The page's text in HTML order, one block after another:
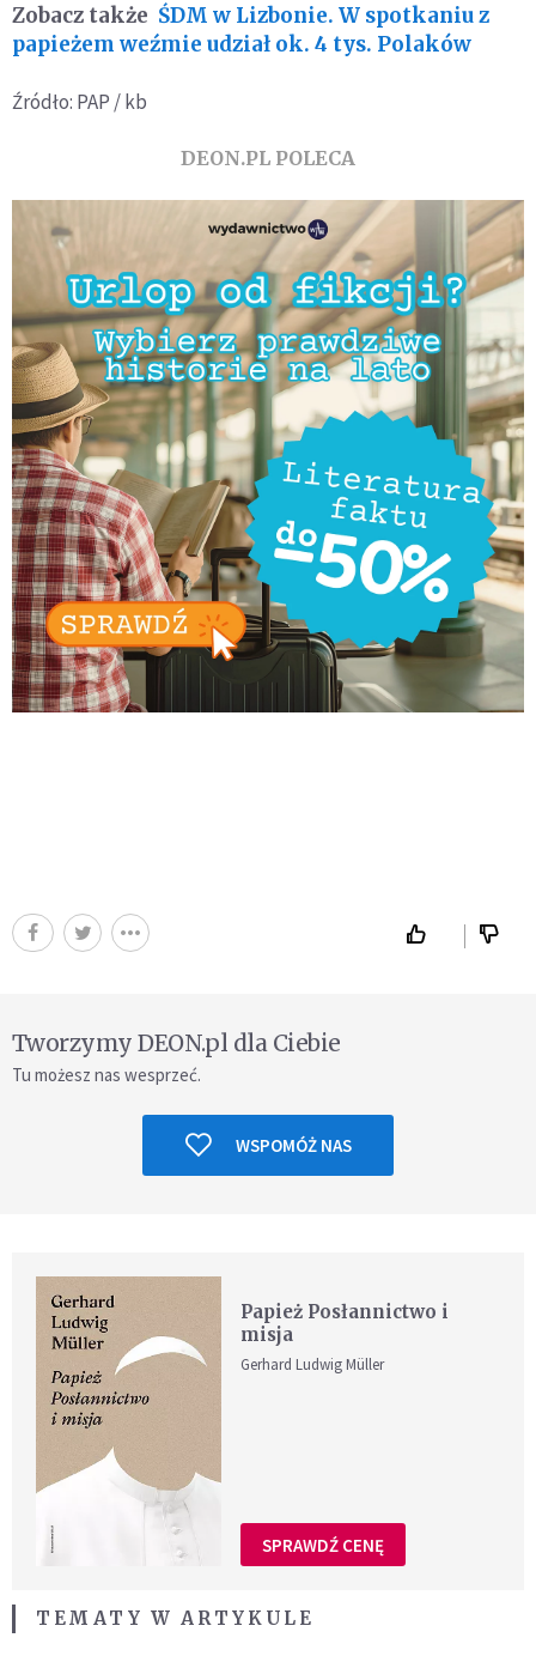
Zobacz także ŚDM w Lizbonie. W spotkaniu z
papieżem weźmie udział ok. 4 tys. Polaków
Źródło: PAP / kb
DEON.PL POLECA
Tworzymy DEON.pl dla Ciebie
Tu możesz nas wesprzeć.
WSPOMÓŻ NAS
Papież Posłannictwo i
misja
Gerhard Ludwig Müller
SPRAWDŹ CENĘ
TEMATY W ARTYKULE